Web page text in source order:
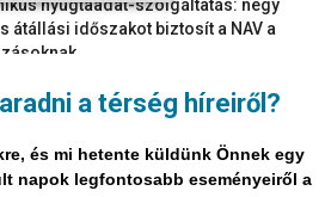
a térség híreiről?
és mi hetente küldünk Önnek egy
napok legfontosabb eseményeiről a
nyugtaadat-szolgáltatás: négy
átállási időszakot biztosít a NAV a
legfontosabb dátumok